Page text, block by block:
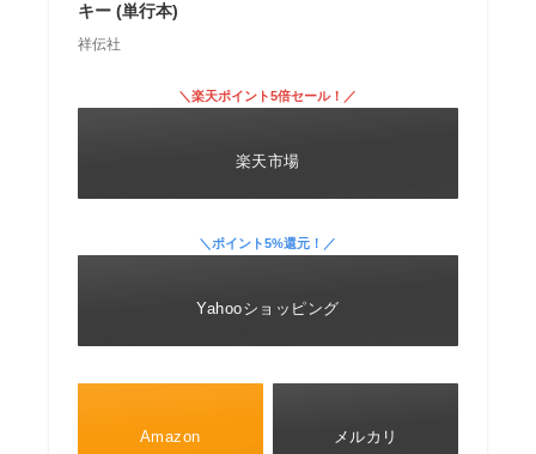
キー (単行本)
祥伝社
Amazon
＼楽天ポイント5倍セール！／
楽天市場
＼ポイント5%還元！／
Yahooショッピング
メルカリ